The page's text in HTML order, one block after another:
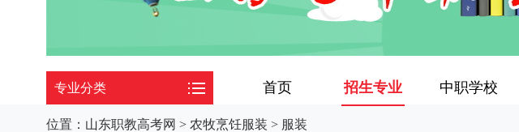
专业分类 首页 招生专业 中职学校
位置： 山东职教高考网 > 农牧烹饪服装 > 服装